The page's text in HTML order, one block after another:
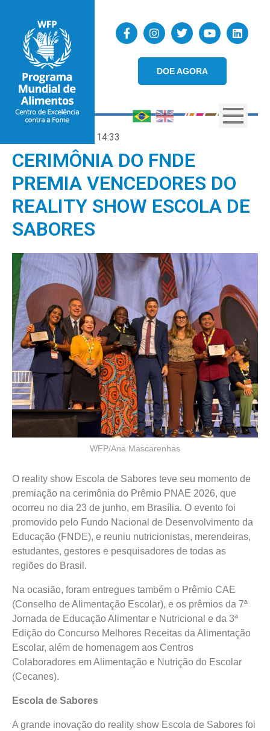
DOE AGORA
14:33
CERIMÔNIA DO FNDE
PREMIA VENCEDORES DO
REALITY SHOW ESCOLA DE
SABORES
WFP/Ana Mascarenhas
O reality show Escola de Sabores teve seu momento de
premiação na cerimônia do Prêmio PNAE 2026, que
ocorreu no dia 23 de junho, em Brasília. O evento foi
promovido pelo Fundo Nacional de Desenvolvimento da
Educação (FNDE), e reuniu nutricionistas, merendeiras,
estudantes, gestores e pesquisadores de todas as
regiões do Brasil.
Na ocasião, foram entregues também o Prêmio CAE
(Conselho de Alimentação Escolar), e os prêmios da 7ª
Jornada de Educação Alimentar e Nutricional e da 3ª
Edição do Concurso Melhores Receitas da Alimentação
Escolar, além de homenagem aos Centros
Colaboradores em Alimentação e Nutrição do Escolar
(Cecanes).
Escola de Sabores
A grande inovação do reality show Escola de Sabores foi